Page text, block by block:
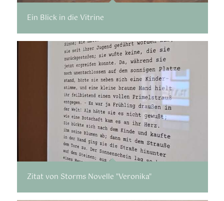
Ein Blick in die Vitrine
Zitat von Storms Novelle "Veronika"